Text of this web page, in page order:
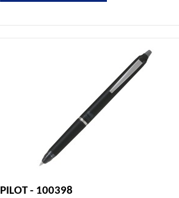
PILOT - 100398